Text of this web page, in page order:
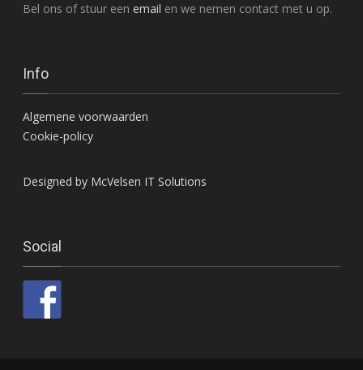
Bel ons of stuur een email en we nemen contact met u op.
Info
Algemene voorwaarden
Cookie-policy
Designed by McVelsen IT Solutions
Social